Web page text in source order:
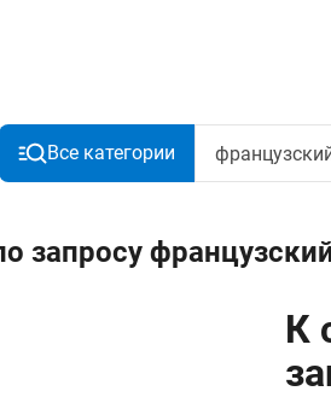
Все категории
запросу
К